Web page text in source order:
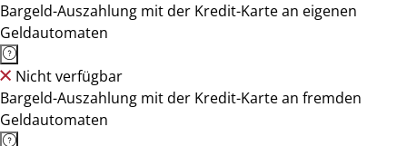
Bargeld-Auszahlung mit der Kredit-Karte an eigenen
Geldautomaten
Nicht verfügbar
Bargeld-Auszahlung mit der Kredit-Karte an fremden
Geldautomaten